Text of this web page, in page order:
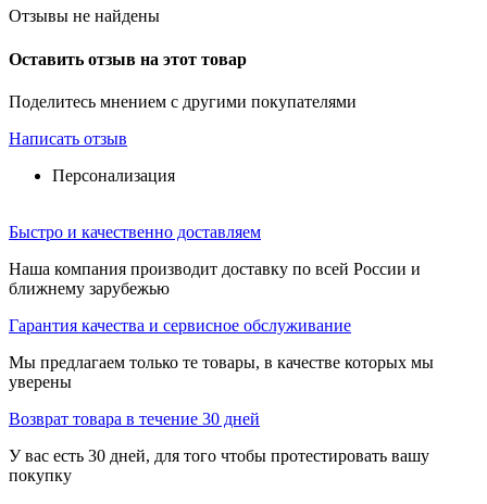
Отзывы не найдены
Оставить отзыв на этот товар
Поделитесь мнением с другими покупателями
Написать отзыв
Персонализация
Быстро и качественно доставляем
Наша компания производит доставку по всей России и
ближнему зарубежью
Гарантия качества и сервисное обслуживание
Мы предлагаем только те товары, в качестве которых мы
уверены
Возврат товара в течение 30 дней
У вас есть 30 дней, для того чтобы протестировать вашу
покупку